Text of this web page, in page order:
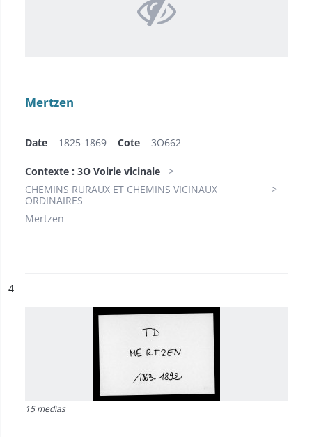
Mertzen
Date 1825-1869 Cote 3O662
Contexte : 3O Voirie vicinale
CHEMINS RURAUX ET CHEMINS VICINAUX
ORDINAIRES
Mertzen
n°
4
15 medias